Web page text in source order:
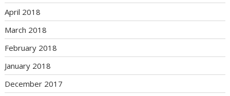
April 2018
March 2018
February 2018
January 2018
December 2017